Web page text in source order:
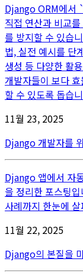
Django ORM에서
직접 연산과 비교
를 방지할 수 있습
법, 실전 예시를 단
생성 등 다양한 활
개발자들이 보다
할 수 있도록 돕습
11월 23, 2025
Django 개발자를
Django 앱에서 자
을 정리한 포스팅
사례까지 한눈에
11월 22, 2025
Django의 본질을